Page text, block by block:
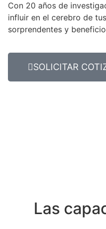
Con 20 años de
influir en el cerebro de
sorprendentes y
SOLICITAR
Las